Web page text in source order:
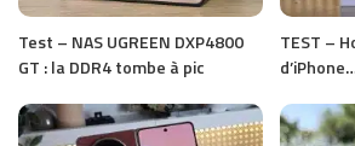
Test – NAS UGREEN DXP4800
GT : la DDR4 tombe à pic
TEST –